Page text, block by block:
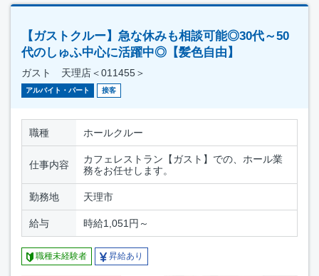
【ガストクルー】急な休みも相談可能◎30代～50
代のしゅふ中心に活躍中◎【髪色自由】
ガスト 天理店＜011455＞
アルバイト・パート 接客
職種 ホールクルー
仕事内容
カフェレストラン【ガスト】での、ホール業
務をお任せします。
勤務地 天理市
給与 時給1,051円～
職種未経験者 昇給あり